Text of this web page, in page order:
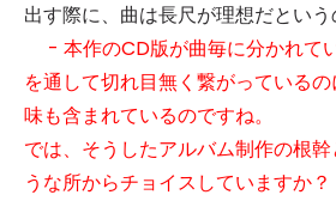
出す際に、曲は長尺が理想だという
- 本作のCD版が曲毎に分かれて
を通して切れ目無く繋がっている
味も含まれているのですね。
では、そうしたアルバム制作の根
うな所からチョイスしていますか？